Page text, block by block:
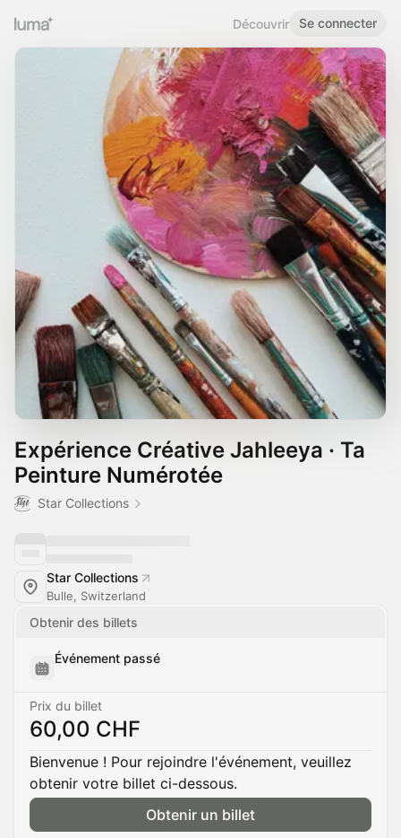
Découvrir Se connecter
Expérience Créative Jahleeya · Ta
Peinture Numérotée
Star Collections
Star Collections
Bulle, Switzerland
Obtenir des billets
Événement passé
Prix du billet
60,00 CHF
Bienvenue ! Pour rejoindre l'événement, veuillez
obtenir votre billet ci-dessous.
Obtenir un billet